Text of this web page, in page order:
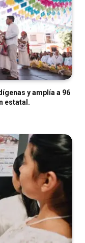
y amplía a 96
estatal.